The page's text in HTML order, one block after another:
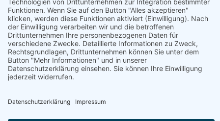
Unterbacherhof | Dorfladen Stall im
Mölltal
Fisch, Fleisch, Geschenke, Getränke, Getreideprodukte,
Gourmet-Zutaten, Handwerk, Honig, Aufstriche & Co,
Milchprodukte, Obst & Gemüse, Weitere Hofprodukte
Produktübersicht
Angusfleisch, Aroniasaft, Bauchfleisch, Bauchspeck,
Aged Steaks